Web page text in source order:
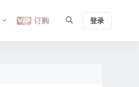
订购 登录